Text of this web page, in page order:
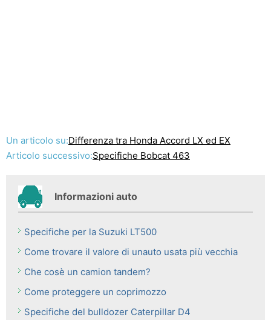
Un articolo su:Differenza tra Honda Accord LX ed EX
Articolo successivo:Specifiche Bobcat 463
Informazioni auto
Specifiche per la Suzuki LT500
Come trovare il valore di unauto usata più vecchia
Che cosè un camion tandem?
Come proteggere un coprimozzo
Specifiche del bulldozer Caterpillar D4